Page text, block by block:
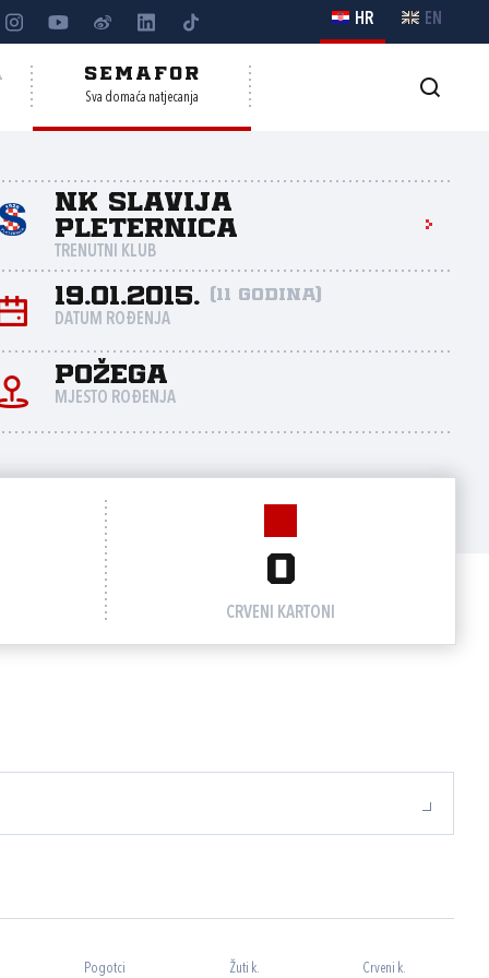
HR EN
SEMAFOR
Sva domaća natjecanja
NK Slavija
Pleternica
TRENUTNI KLUB
19.01.2015. (11 godina)
DATUM ROĐENJA
Požega
MJESTO ROĐENJA
0
CRVENI KARTONI
Pogotci Žuti k. Crveni k.